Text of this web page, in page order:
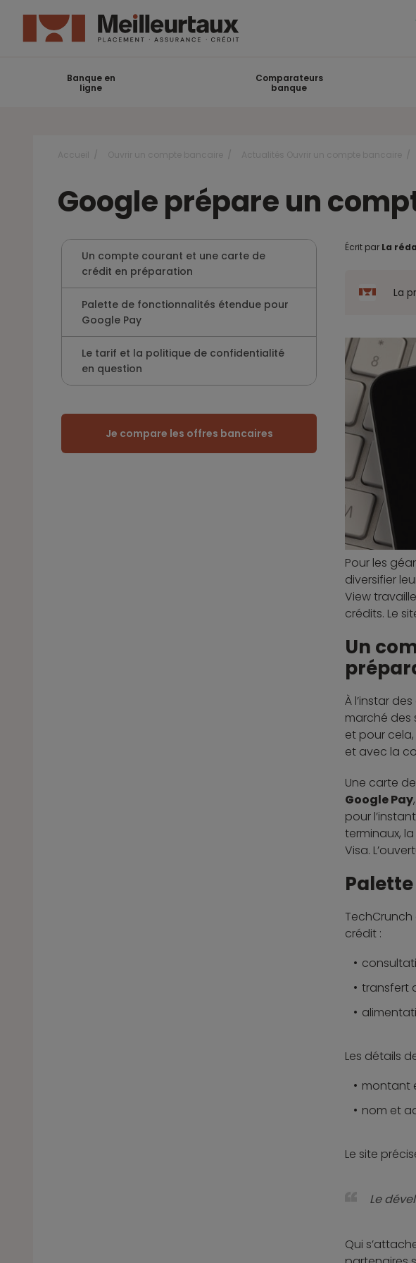
Banque en
ligne
Comparateurs
banque
Google prépare un
Un compte courant et une carte de
crédit en préparation
Palette de fonctionnalités étendue pour
Google Pay
Le tarif et la politique de confidentialité
en question
Je compare les offres bancaires
Écrit par La
La
Pour les
diversifier
View
crédits. Le
Un
À l’instar
marché des
et pour
et avec la
Une carte
Google Pay
pour
terminaux,
Visa.
crédit :
transfert
Les détails
montant
nom et
Le site
Le
Qui